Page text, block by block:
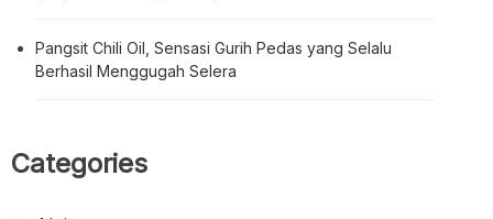
Pangsit Chili Oil, Sensasi Gurih Pedas yang Selalu
Berhasil Menggugah Selera
Categories